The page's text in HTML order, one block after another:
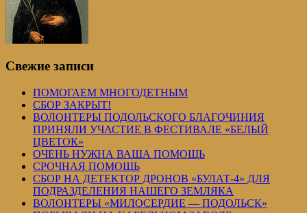
Свежие записи
ПОМОГАЕМ МНОГОДЕТНЫМ
СБОР ЗАКРЫТ!
ВОЛОНТЕРЫ ПОДОЛЬСКОГО БЛАГОЧИНИЯ
ПРИНЯЛИ УЧАСТИЕ В ФЕСТИВАЛЕ «БЕЛЫЙ
ЦВЕТОК»
ОЧЕНЬ НУЖНА ВАША ПОМОЩЬ
СРОЧНАЯ ПОМОЩЬ
СБОР НА ДЕТЕКТОР ДРОНОВ «БУЛАТ-4» ДЛЯ
ПОДРАЗДЕЛЕНИЯ НАШЕГО ЗЕМЛЯКА
ВОЛОНТЕРЫ «МИЛОСЕРДИЕ — ПОДОЛЬСК»